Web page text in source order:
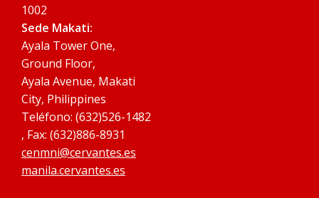
1002
Sede Makati:
Ayala Tower One,
Ground Floor,
Ayala Avenue, Makati
City, Philippines
Teléfono: (632)526-1482
, Fax: (632)886-8931
cenmni@cervantes.es
manila.cervantes.es